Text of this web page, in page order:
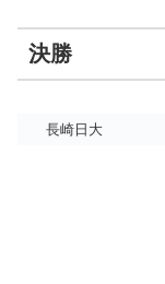
決勝
長崎日大